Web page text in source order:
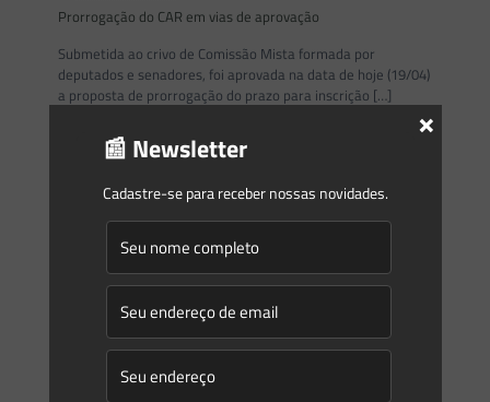
Prorrogação do CAR em vias de aprovação
Submetida ao crivo de Comissão Mista formada por
deputados e senadores, foi aprovada na data de hoje (19/04)
a proposta de prorrogação do prazo para inscrição […]
Prev page
1 2 3 4 5 6 7
8
📰 Newsletter
Cadastre-se para receber nossas novidades.
×